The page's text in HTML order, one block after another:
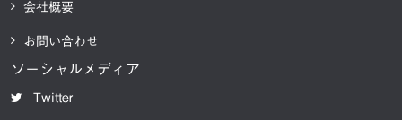
会社概要
お問い合わせ
ソーシャルメディア
Twitter